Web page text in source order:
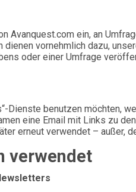
Avanquest.com ein, an
vornehmlich dazu,
oder einer Umfrage
Dienste benutzen möchten,
eine Email mit Links zu
erneut verwendet – außer,
verwendet